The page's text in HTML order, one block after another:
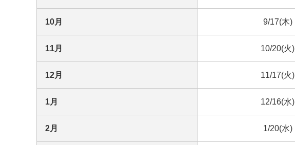
10月 9/17(木)
11月 10/20(火)
12月 11/17(火)
1月 12/16(水)
2月 1/20(水)